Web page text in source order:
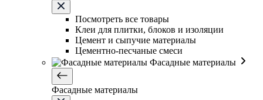
Посмотреть все товары
Клеи для плитки, блоков и изоляции
Цемент и сыпучие материалы
Цементно-песчаные смеси
Фасадные материалы
Фасадные материалы